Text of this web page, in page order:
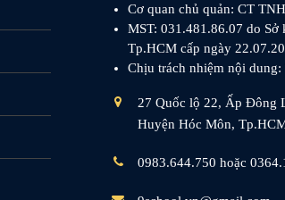
Cơ quan chủ quản: CT
MST: 031.481.86.07 do
Tp.HCM cấp ngày
Chịu trách nhiệm nội
27 Quốc lộ 22, Ấp Đông
Huyện Hóc Môn,
0983.644.750 hoặc